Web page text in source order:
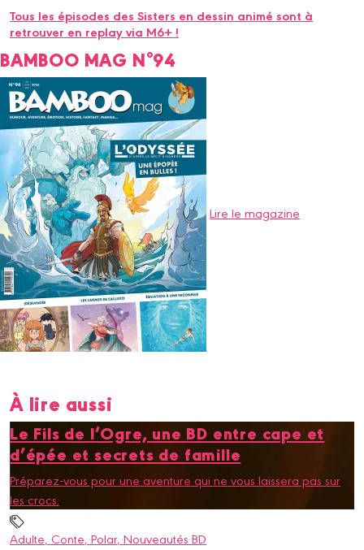
Tous les épisodes des Sisters en dessin animé sont à
retrouver en replay via M6+ !
BAMBOO MAG N°94
Lire le magazine
À lire aussi
Le Fils de l’Ogre, une BD entre cape et
d’épée et secrets de famille
Préparez-vous pour une aventure qui ne vous laissera pas sur
les crocs.
Adulte, Conte, Polar, Nouveautés BD